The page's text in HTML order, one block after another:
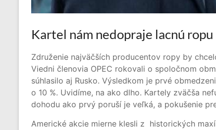
Kartel nám nedopraje lacnú ropu
Združenie najväčších producentov ropy by
Viedni členovia OPEC rokovali o spoločnom
súhlasilo aj Rusko. Výsledkom je prvé
o 10 %. Uvidíme, na ako dlho. Kartely zväčša
dohodu ako prvý poruší je veľká, a pokušenie
Americké akcie mierne klesli z historických